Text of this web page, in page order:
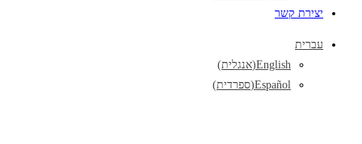
יצירת קשר
עברית
English
(אנגלית)
Español
(ספרדית)